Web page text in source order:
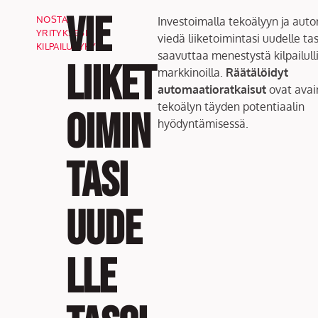
NOSTA
YRITYKSESI
KILPAILUKYKYÄ
Vie
liiket
oimin
tasi
uude
lle
Investoimalla tekoälyyn ja
viedä liiketoimintasi uudelle
saavuttaa menestystä
markkinoilla. Räätälöidyt
automaatioratkaisutovat
tekoälyn täyden potentiaalin
hyödyntämisessä.